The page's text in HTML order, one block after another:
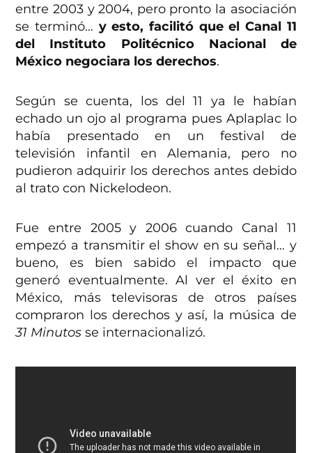
entre 2003 y 2004, pero pronto la asociación
se terminó… y esto, facilitó que el Canal 11
del Instituto Politécnico Nacional de
México negociara los derechos.
Según se cuenta, los del 11 ya le habían
echado un ojo al programa pues Aplaplac lo
había presentado en un festival de
televisión infantil en Alemania, pero no
pudieron adquirir los derechos antes debido
al trato con Nickelodeon.
Fue entre 2005 y 2006 cuando Canal 11
empezó a transmitir el show en su señal… y
bueno, es bien sabido el impacto que
generó eventualmente. Al ver el éxito en
México, más televisoras de otros países
compraron los derechos y así, la música de
31 Minutos se internacionalizó.